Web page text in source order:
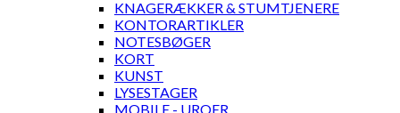
KNAGERÆKKER & STUMTJENERE
KONTORARTIKLER
NOTESBØGER
KORT
KUNST
LYSESTAGER
MOBILE - UROER